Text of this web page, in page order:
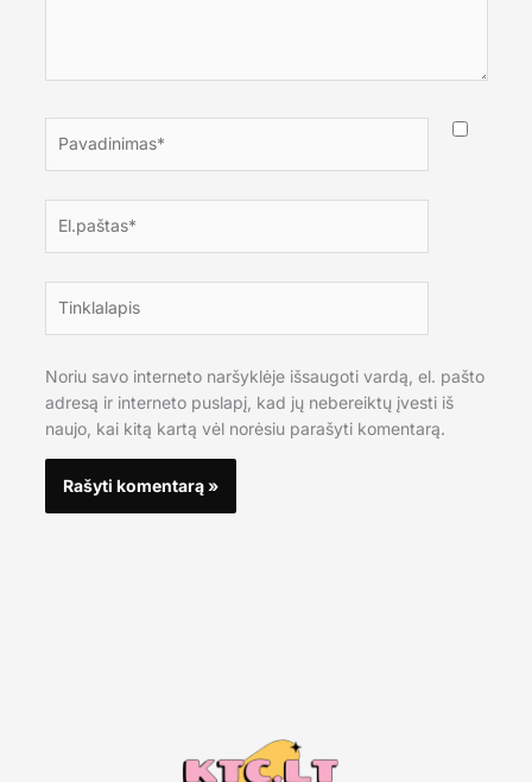
Noriu savo interneto naršyklėje išsaugoti vardą, el. pašto
adresą ir interneto puslapį, kad jų nebereiktų įvesti iš
naujo, kai kitą kartą vėl norėsiu parašyti komentarą.